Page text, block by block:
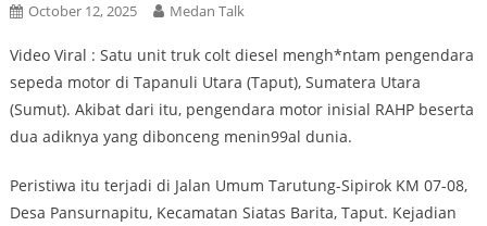
October 12, 2025 Medan Talk
Video Viral : Satu unit truk colt diesel mengh*ntam pengendara
sepeda motor di Tapanuli Utara (Taput), Sumatera Utara
(Sumut). Akibat dari itu, pengendara motor inisial RAHP beserta
dua adiknya yang dibonceng menin99al dunia.
Peristiwa itu terjadi di Jalan Umum Tarutung-Sipirok KM 07-08,
Desa Pansurnapitu, Kecamatan Siatas Barita, Taput. Kejadian